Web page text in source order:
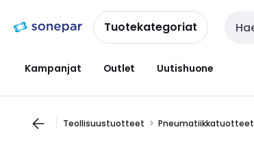
navigointiinsisältöönTuotekategoriat Haku
Kampanjat Outlet Uutishuone
Teollisuustuotteet Pneumatiikkatuotteet